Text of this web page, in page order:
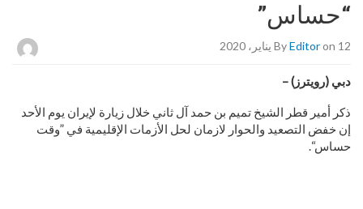
“حساس”
ByEditoron 12 يناير، 2020
دبي (رويترز) –
ذكر أمير قطر الشيخ تميم بن حمد آل ثاني خلال زيارة لإيران يوم الأحد
إن خفض التصعيد والحوار لازمان لحل الأزمات الإقليمية في ”وقت
حساس“.